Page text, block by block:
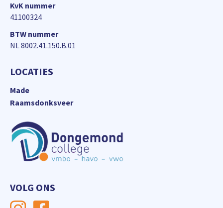
KvK nummer
41100324
BTW nummer
NL 8002.41.150.B.01
LOCATIES
Made
Raamsdonksveer
VOLG ONS